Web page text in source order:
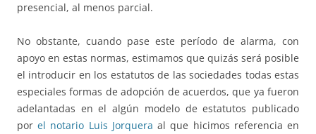
presencial, al menos parcial.
No obstante, cuando pase este período de alarma, con
apoyo en estas normas, estimamos que quizás será posible
el introducir en los estatutos de las sociedades todas estas
especiales formas de adopción de acuerdos, que ya fueron
adelantadas en el algún modelo de estatutos publicado
porel notario Luis Jorquera al que hicimos referencia en